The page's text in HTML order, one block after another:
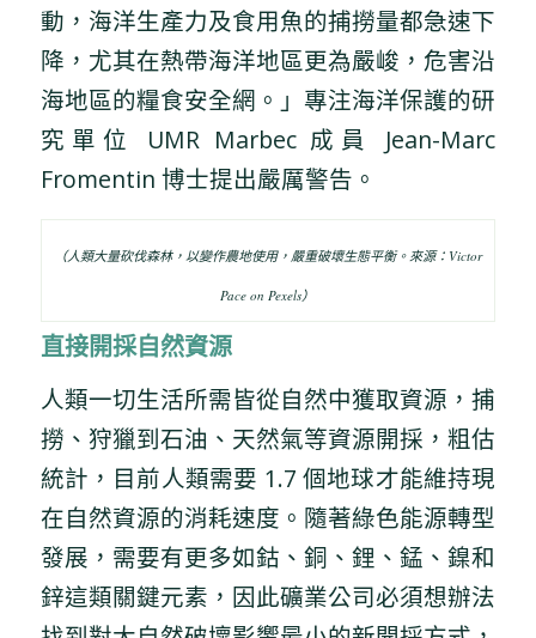
動，海洋生產力及食用魚的捕撈量都急速下
降，尤其在熱帶海洋地區更為嚴峻，危害沿
海地區的糧食安全網。」專注海洋保護的研
究單位 UMR Marbec 成員 Jean-Marc
Fromentin 博士提出嚴厲警告。
（人類大量砍伐森林，以變作農地使用，嚴重破壞生態平衡。來源：Victor
Pace on Pexels）
直接開採自然資源
人類一切生活所需皆從自然中獲取資源，捕
撈、狩獵到石油、天然氣等資源開採，粗估
統計，目前人類需要 1.7 個地球才能維持現
在自然資源的消耗速度。隨著綠色能源轉型
發展，需要有更多如鈷、銅、鋰、錳、鎳和
鋅這類關鍵元素，因此礦業公司必須想辦法